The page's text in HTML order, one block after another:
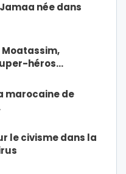
née dans
Moatassim,
héros…
marocaine de
le civisme dans la